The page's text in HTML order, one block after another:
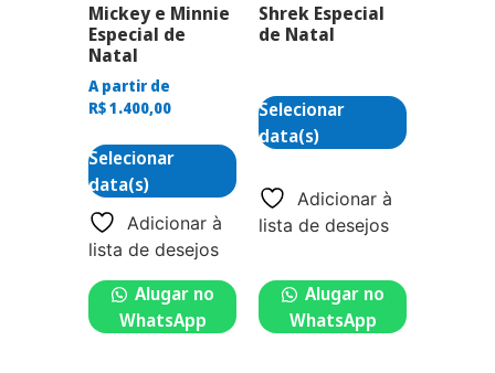
Mickey e Minnie
Especial de
Natal
A partir de
R$1.400,00
Selecionar
data(s)
Adicionar à
lista de desejos
Alugar no
WhatsApp
Shrek Especial
de Natal
Selecionar
data(s)
Adicionar à
lista de desejos
Alugar no
WhatsApp